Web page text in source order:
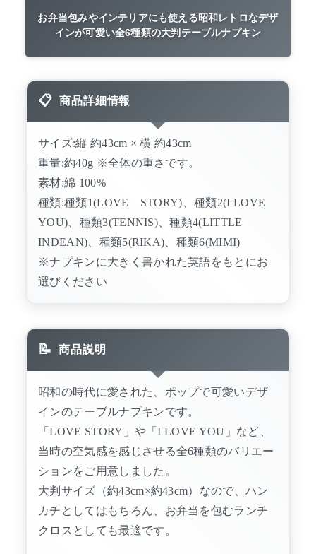
お弁当包みやインテリアにも使える昭和レトロなデザ
インが可愛い全6種類の大判テーブルナプキン
商品詳細情報
サイズ:縦 約43cm × 横 約43cm
重量:約40g ※全体の重さです。
素材:綿 100%
種類:種類1(LOVE STORY)、種類2(I LOVE
YOU)、種類3(TENNIS)、種類4(LITTLE
INDEAN)、種類5(RIKA)、種類6(MIMI)
※ナプキンに大きく書かれた英語をもとにお
選びください
商品説明
昭和の時代に愛された、ポップで可愛いデザ
インのテーブルナプキンです。
「LOVE STORY」や「I LOVE YOU」など、
当時の空気感を感じさせる全6種類のバリエー
ションをご用意しました。
大判サイズ（約43cm×約43cm）なので、ハン
カチとしてはもちろん、お弁当を包むランチ
クロスとしても最適です。